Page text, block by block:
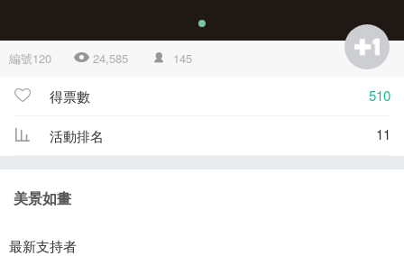
編號120 24,585 145
得票數 510
活動排名 11
美景如畫
最新支持者